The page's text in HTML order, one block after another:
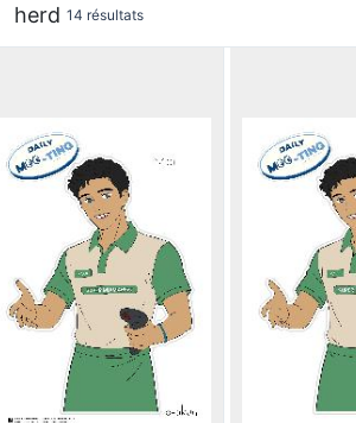
herd 14 résultats